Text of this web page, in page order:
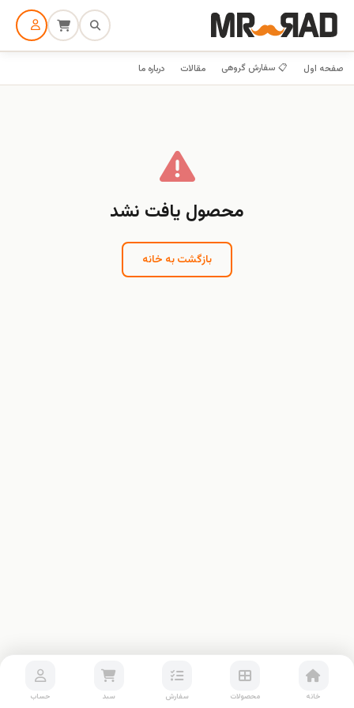
صفحه اول 📋 سفارش گروهی مقالات درباره ما
محصول یافت نشد
بازگشت به خانه
خانه محصولات سفارش سبد حساب